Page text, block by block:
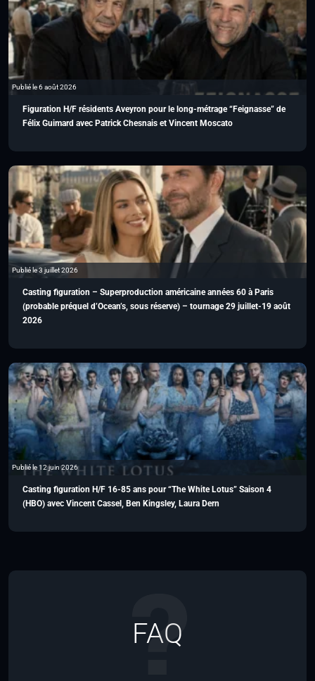
Publié le 6 août 2026
Figuration H/F résidents Aveyron pour le long-métrage “Feignasse” de
Félix Guimard avec Patrick Chesnais et Vincent Moscato
Publié le 3 juillet 2026
Casting figuration – Superproduction américaine années 60 à Paris
(probable préquel d’Ocean’s, sous réserve) – tournage 29 juillet-19 août
2026
Publié le 12 juin 2026
Casting figuration H/F 16-85 ans pour “The White Lotus” Saison 4
(HBO) avec Vincent Cassel, Ben Kingsley, Laura Dern
FAQ